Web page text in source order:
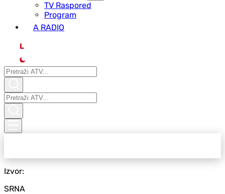
ТV Raspored
Program
A RADIO
L
Izvor:
SRNA